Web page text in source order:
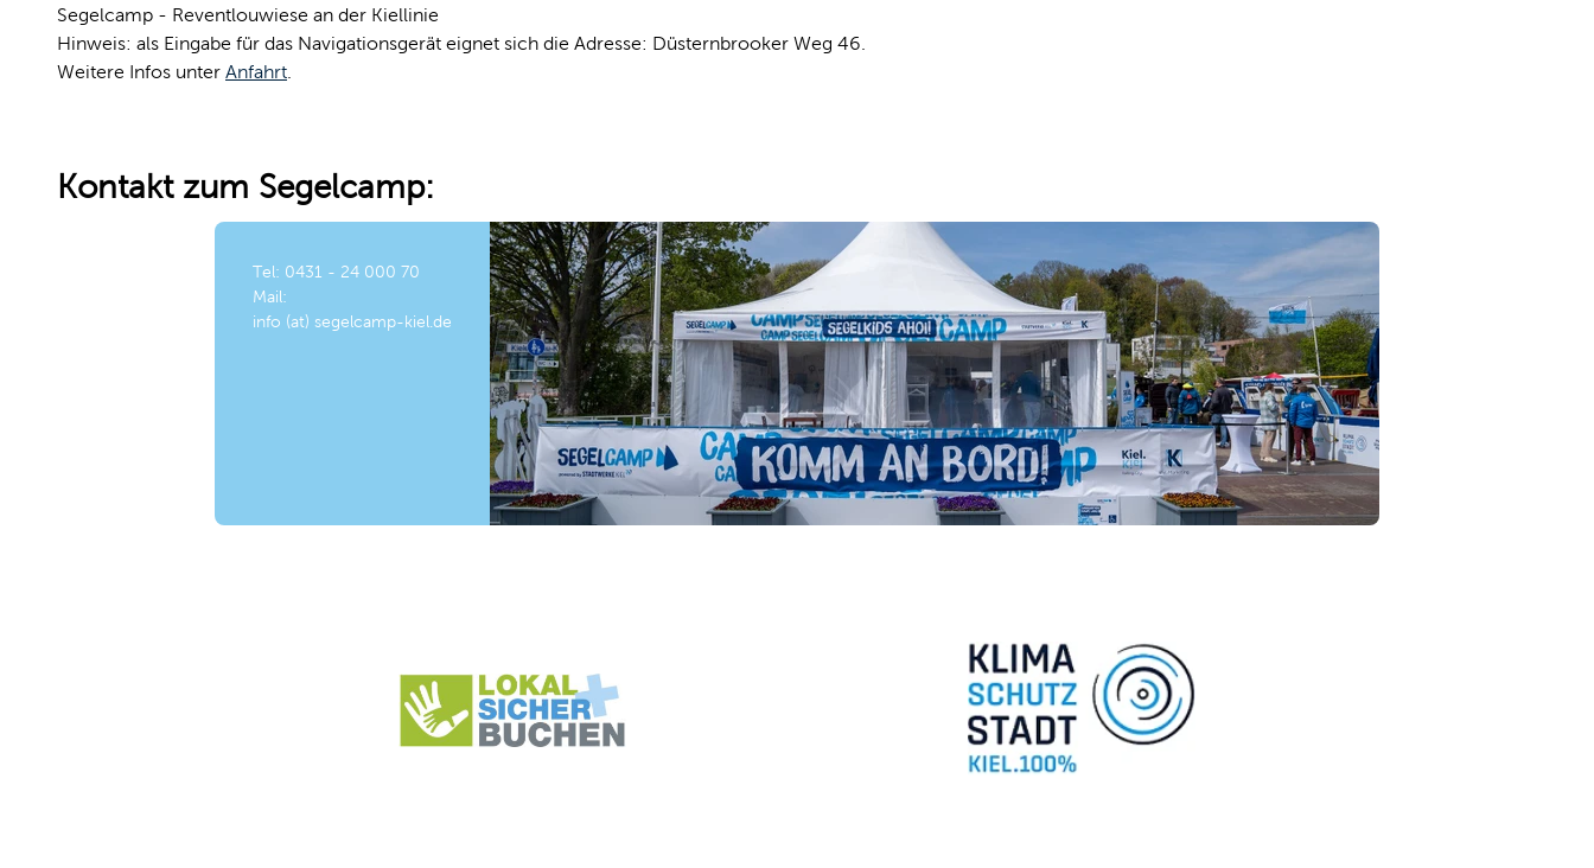
Segelcamp - Reventlouwiese an der Kiellinie
Hinweis: als Eingabe für das Navigationsgerät eignet sich die Adresse: Düsternbrooker Weg 46.
Weitere Infos unter Anfahrt
Kontakt zum Segelcamp:
Tel: 0431 - 24 000 70
Mail:
info (at) segelcamp-kiel.de